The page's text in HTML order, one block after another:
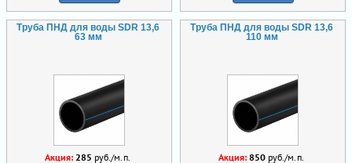
Труба ПНД для воды SDR 13,6
63 мм
Акция: 285 руб./м.п.
Труба ПНД для воды SDR 13,6
110 мм
Акция: 850руб./м.п.